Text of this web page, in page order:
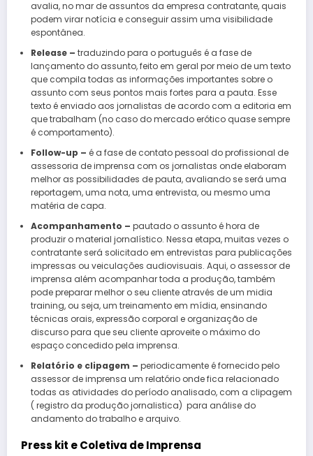
avalia, no mar de assuntos da empresa contratante, quais
podem virar notícia e conseguir assim uma visibilidade
espontânea.
Release – traduzindo para o português é a fase de
lançamento do assunto, feito em geral por meio de um texto
que compila todas as informações importantes sobre o
assunto com seus pontos mais fortes para a pauta. Esse
texto é enviado aos jornalistas de acordo com a editoria em
que trabalham (no caso do mercado erótico quase sempre
é comportamento).
Follow-up – é a fase de contato pessoal do profissional de
assessoria de imprensa com os jornalistas onde elaboram
melhor as possibilidades de pauta, avaliando se será uma
reportagem, uma nota, uma entrevista, ou mesmo uma
matéria de capa.
Acompanhamento – pautado o assunto é hora de
produzir o material jornalístico. Nessa etapa, muitas vezes o
contratante será solicitado em entrevistas para publicações
impressas ou veiculações audiovisuais. Aqui, o assessor de
imprensa além acompanhar toda a produção, também
pode preparar melhor o seu cliente através de um midia
training, ou seja, um treinamento em mídia, ensinando
técnicas orais, expressão corporal e organização de
discurso para que seu cliente aproveite o máximo do
espaço concedido pela imprensa.
Relatório e clipagem – periodicamente é fornecido pelo
assessor de imprensa um relatório onde fica relacionado
todas as atividades do período analisado, com a clipagem
( registro da produção jornalistica) para análise do
andamento do trabalho e arquivo.
Press kit e Coletiva de Imprensa